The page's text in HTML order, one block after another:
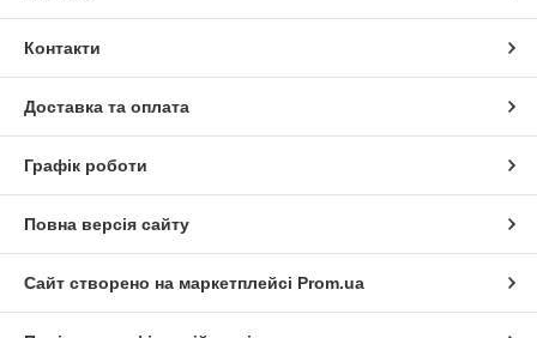
Контакти
Доставка та оплата
Графік роботи
Повна версія сайту
Сайт створено на маркетплейсі Prom.ua